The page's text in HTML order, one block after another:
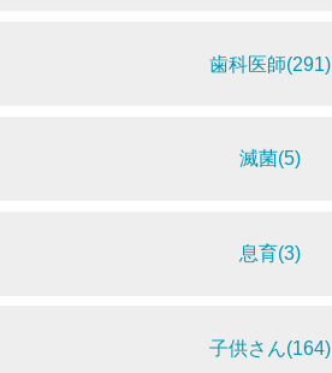
歯科医師(291)
滅菌(5)
息育(3)
子供さん(164)